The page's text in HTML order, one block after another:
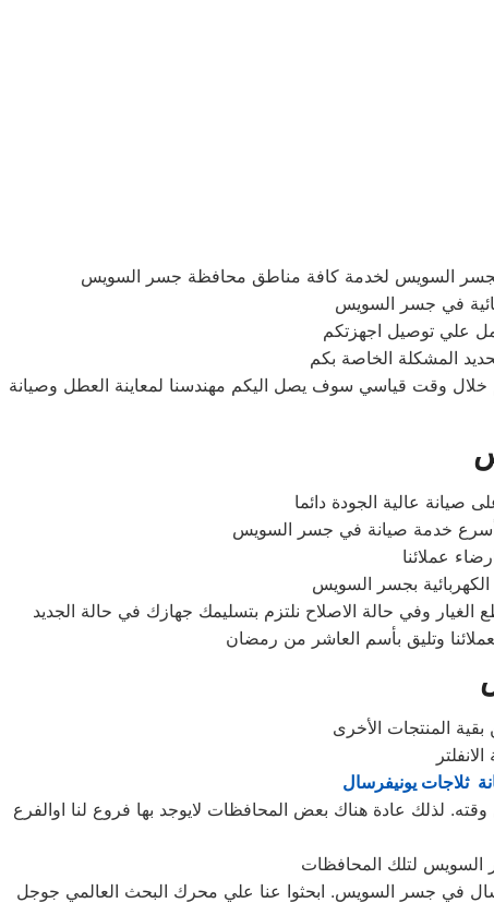
السويس لخدمة كافة مناطق محافظة جسر السويس
في جسر السويس
المشكلة الخاصة بكم
خلال وقت قياسي سوف يصل اليكم مهندسنا لمعاينة العطل وصيانة
عالية الجودة دائما
خدمة صيانة في جسر السويس
عملائنا
بجسر السويس
وفي حالة الاصلاح نلتزم بتسليمك جهازك في حالة الجديد
وتليق بأسم العاشر من رمضان
ثلاجات يونيفرسال
لذلك عادة هناك بعض المحافظات لايوجد بها فروع لنا اوالفرع
في جسر السويس. ابحثوا عنا علي محرك البحث العالمي جوجل